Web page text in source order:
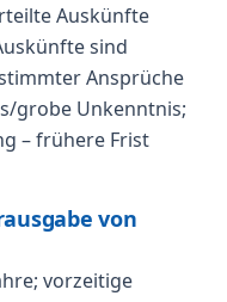
Auskünfte
sind
Ansprüche
grobe Unkenntnis;
– frühere Frist
von
vorzeitige